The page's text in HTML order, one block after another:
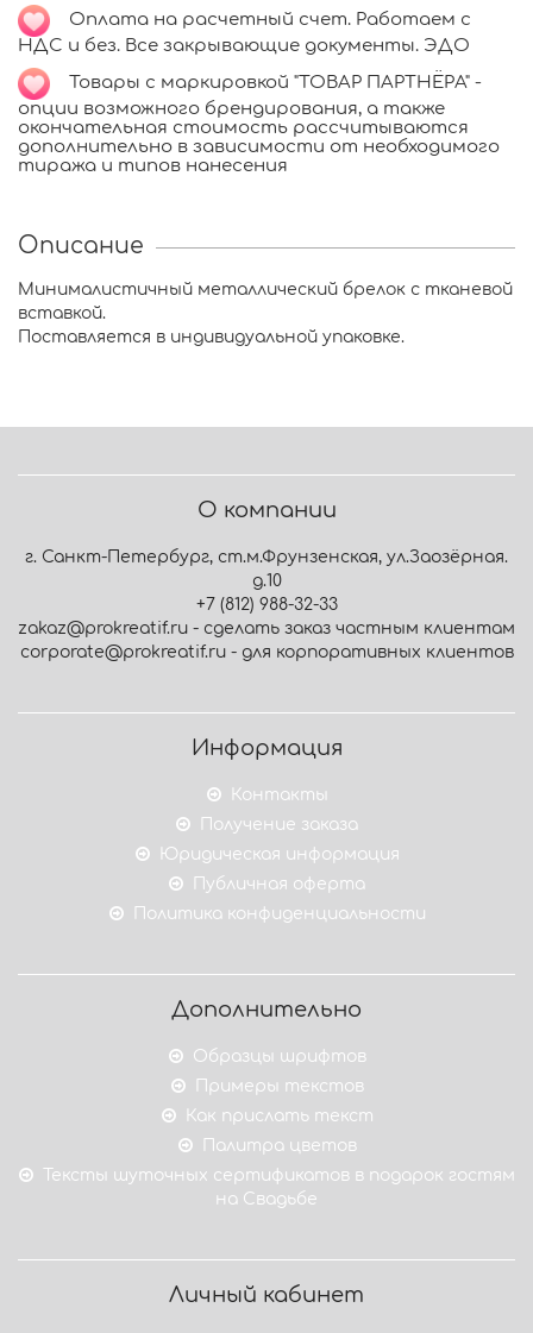
Оплата на расчетный счет. Работаем с
НДС и без. Все закрывающие документы. ЭДО
Товары с маркировкой "ТОВАР ПАРТНЁРА" -
опции возможного брендирования, а также
окончательная стоимость рассчитываются
дополнительно в зависимости от необходимого
тиража и типов нанесения
Описание
Минималистичный металлический брелок с тканевой
вставкой.
Поставляется в индивидуальной упаковке.
О компании
г. Санкт-Петербург, ст.м.Фрунзенская, ул.Заозёрная.
д.10
+7 (812) 988-32-33
zakaz@prokreatif.ru - сделать заказ частным клиентам
corporate@prokreatif.ru - для корпоративных клиентов
Информация
Контакты
Получение заказа
Юридическая информация
Публичная оферта
Политика конфиденциальности
Дополнительно
Образцы шрифтов
Примеры текстов
Как прислать текст
Палитра цветов
Тексты шуточных сертификатов в подарок гостям
на Свадьбе
Личный кабинет